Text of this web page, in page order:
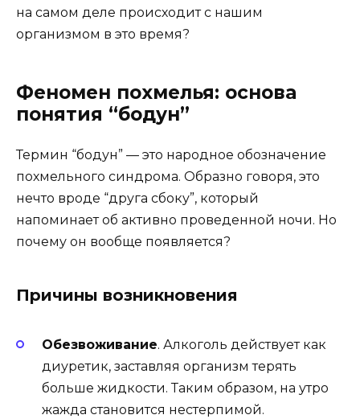
на самом деле происходит с нашим
организмом в это время?
Феномен похмелья: основа
понятия “бодун”
Термин “бодун” — это народное обозначение
похмельного синдрома. Образно говоря, это
нечто вроде “друга сбоку”, который
напоминает об активно проведенной ночи. Но
почему он вообще появляется?
Причины возникновения
Обезвоживание. Алкоголь действует как
диуретик, заставляя организм терять
больше жидкости. Таким образом, на утро
жажда становится нестерпимой.